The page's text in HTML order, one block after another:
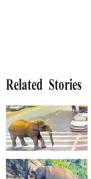
Related Stories